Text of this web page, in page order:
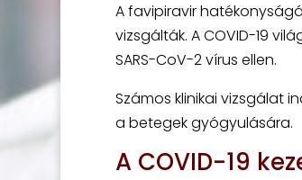
A favipiravir
vizsgálták. A COVID-19
SARS-CoV-2 vírus ellen.
Számos klinikai vizsgálat
a betegek gyógyulására.
A COVID-19